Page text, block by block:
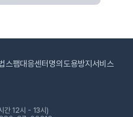
스팸대응센터 명의도용방지서비스
간 12시 - 13시)